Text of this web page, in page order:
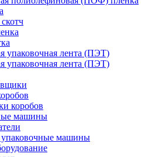
упаковочная лента (ПЭТ)
упаковочная лента (ПЭТ)
коробов
машины
машины